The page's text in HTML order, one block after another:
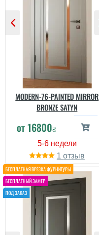
MODERN-76-PAINTED MIRROR
BRONZE SATYN
от16800₴
1